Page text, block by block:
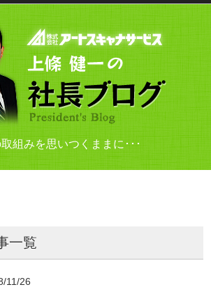
組みを思いつくままに･･･
一覧
11/26